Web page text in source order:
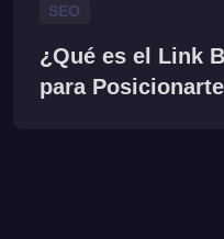
SEO
¿Qué es el Link
para